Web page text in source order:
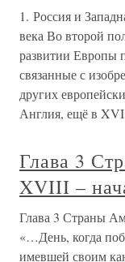
1. Россия и
века Во второй
развитии Европы
связанные с
других
Англия, ещё в XVI
Глава 3
XVIII –
Глава 3 Страны
«…День, когда
имевшей своим